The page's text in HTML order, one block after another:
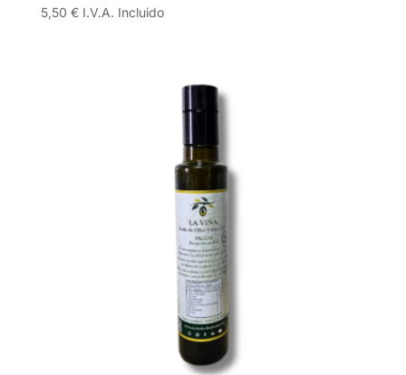
5,50 € I.V.A. Incluido